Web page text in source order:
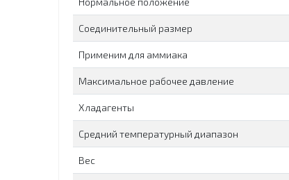
Соединительный размер
Применим для аммиака
Максимальное рабочее давление
Хладагенты
Средний температурный диапазон
Вес